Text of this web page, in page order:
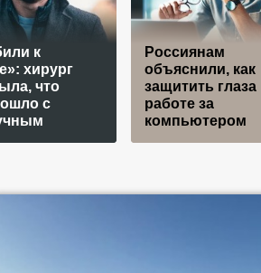
к
хирург
что
с
Россиянам
объяснили, как
защитить глаза
работе за
компьютером